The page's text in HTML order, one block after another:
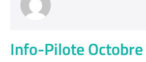
Info-Pilote